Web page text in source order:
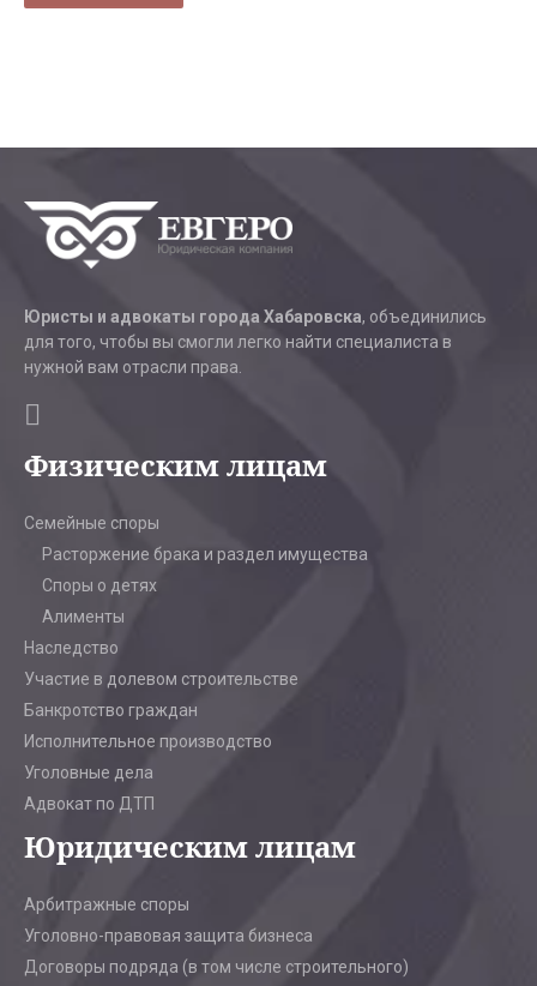
Юристы и адвокаты города Хабаровска, объединились
для того, чтобы вы смогли легко найти специалиста в
нужной вам отрасли права.
Физическим лицам
Семейные споры
Расторжение брака и раздел имущества
Споры о детях
Алименты
Наследство
Участие в долевом строительстве
Банкротство граждан
Исполнительное производство
Уголовные дела
Адвокат по ДТП
Юридическим лицам
Арбитражные споры
Уголовно-правовая защита бизнеса
Договоры подряда (в том числе строительного)